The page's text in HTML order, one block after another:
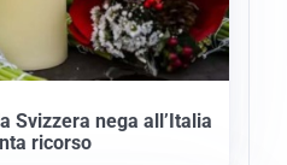
Svizzera nega all’Italia
ricorso